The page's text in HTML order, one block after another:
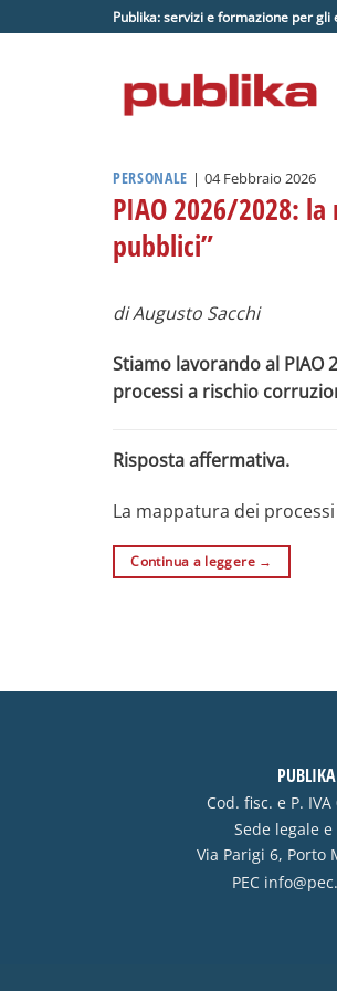
ai
Publika: servizi e formazione per gli
PERSONALE | 04 Febbraio 2026
PIAO 2026/2028:
pubblici”
di Augusto Sacchi
Stiamo lavorando al PIAO
processi a rischio
Risposta affermativa.
La mappatura dei
Continua a leggere →
Cod. fisc. e P.
Sede legale
Via Parigi 6, Porto
PEC